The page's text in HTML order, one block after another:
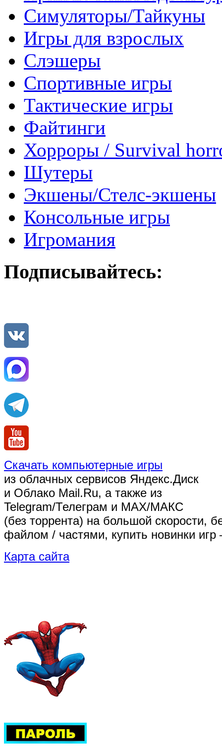
Симуляторы/Тайкуны
Игры для взрослых
Слэшеры
Спортивные игры
Тактические игры
Файтинги
Хорроры / Survival
Шутеры
Экшены/Стелс-экшены
Консольные игры
Игромания
Подписывайтесь:
Скачать компьютерные игры
из облачных сервисов Яндекс.Диск
и Облако Mail.Ru, а также из
Telegram/Телеграм и MAX/МАКС
(без торрента) на большой скорости,
файлом / частями, купить новинки
Карта сайта